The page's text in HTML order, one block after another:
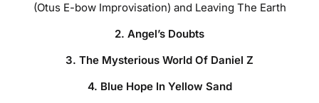
(Otus E-bow Improvisation) and Leaving The Earth
2. Angel’s Doubts
3. The Mysterious World Of Daniel Z
4. Blue Hope In Yellow Sand